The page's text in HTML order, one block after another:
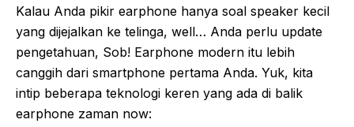
Kalau Anda pikir earphone hanya soal speaker kecil
yang dijejalkan ke telinga, well… Anda perlu update
pengetahuan, Sob! Earphone modern itu lebih
canggih dari smartphone pertama Anda. Yuk, kita
intip beberapa teknologi keren yang ada di balik
earphone zaman now: